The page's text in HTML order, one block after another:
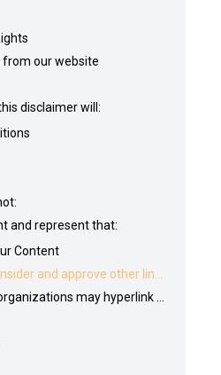
from our website
disclaimer will:
and represent that:
Content